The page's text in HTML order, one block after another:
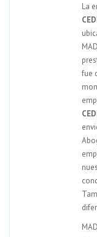
La
fue